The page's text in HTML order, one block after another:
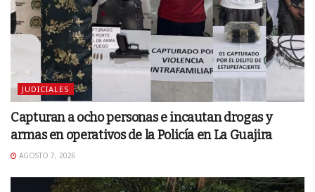
JUDICIALES
Capturan a ocho personas e incautan drogas y
armas en operativos de la Policía en La Guajira
AGOSTO 7, 2026